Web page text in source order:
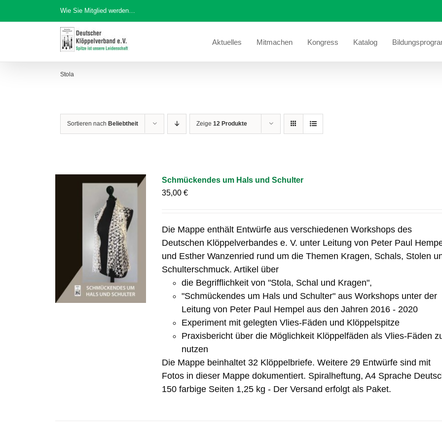
Inhalt
Wie Sie Mitglied werden…
Aktuelles Mitmachen Kongress Katalog
Stola
Sortieren nach Beliebtheit Zeige 12 Produkte
Schmückendes um Hals und Schulter
35,00€
Die Mappe enthält Entwürfe aus verschiedenen Workshops des
Deutschen Klöppelverbandes e. V. unter Leitung von Peter Paul
und Esther Wanzenried rund um die Themen Kragen, Schals, Stolen
Schulterschmuck. Artikel über
die Begrifflichkeit von "Stola, Schal und Kragen",
"Schmückendes um Hals und Schulter" aus Workshops unter der
Leitung von Peter Paul Hempel aus den Jahren 2016 - 2020
Experiment mit gelegten Vlies-Fäden und Klöppelspitze
Praxisbericht über die Möglichkeit Klöppelfäden als Vlies-Fäden
nutzen
Die Mappe beinhaltet 32 Klöppelbriefe. Weitere 29 Entwürfe sind mit
Fotos in dieser Mappe dokumentiert. Spiralheftung, A4 Sprache
150 farbige Seiten 1,25 kg - Der Versand erfolgt als Paket.